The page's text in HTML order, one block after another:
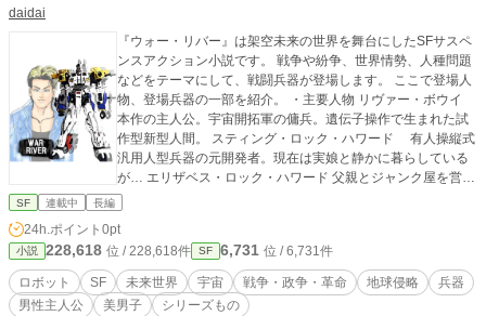
daidai
『ウォー・リバー』は架空未来の世界を舞台にしたSFサスペ
ンスアクション小説です。 戦争や紛争、世界情勢、人種問題
などをテーマにして、戦闘兵器が登場します。 ここで登場人
物、登場兵器の一部を紹介。 ・主要人物 リヴァー・ボウイ
本作の主人公。宇宙開拓軍の傭兵。遺伝子操作で生まれた試
作型新型人間。 スティング・ロック・ハワード 有人操縦式
汎用人型兵器の元開発者。現在は実娘と静かに暮らしている
が… エリザベス・ロック・ハワード 父親とジャンク屋を営む
地球出身女性。 ・登場兵器 ヒルツ ＨＩＬＴＳ ＳＰＥＣ＞ 全
備 動力源：コアキューブ 武装：ミトラィユーズ・クワトロ
（胴体部小口径連射砲） プチプラズマ・マシンガン プラ
ズマ・エネルギー・セイヴァー プラズマメガライフル プ
ラズマバズーカー クラッシャーグローブ
SF 連載中 長編
24h.ポイント 0pt
小説 228,618 位 / 228,618件 SF 6,731 位 / 6,731件
ロボット SF 未来世界 宇宙 戦争・政争・革命 地球侵略
兵器
男性主人公
美男子 シリーズもの